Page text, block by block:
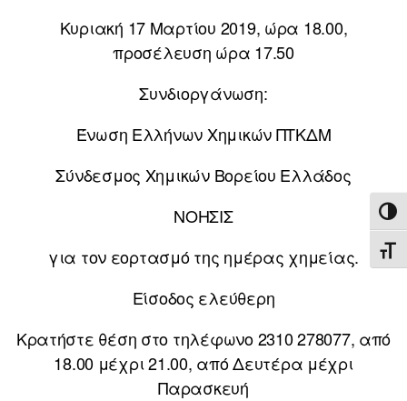
Κυριακή 17 Μαρτίου 2019, ώρα 18.00,
προσέλευση ώρα 17.50
Συνδιοργάνωση:
Ένωση Ελλήνων Χημικών ΠΤΚΔΜ
Σύνδεσμος Χημικών Βορείου Ελλάδος
ΝΟΗΣΙΣ
για τον εορτασμό της ημέρας χημείας.
Είσοδος ελεύθερη
Κρατήστε θέση στο τηλέφωνο 2310 278077, από
18.00 μέχρι 21.00, από Δευτέρα μέχρι
Παρασκευή